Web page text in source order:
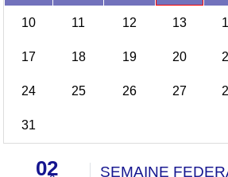
10 11 12 13
17 18 19 20
24 25 26 27
31
02 SEMAINE